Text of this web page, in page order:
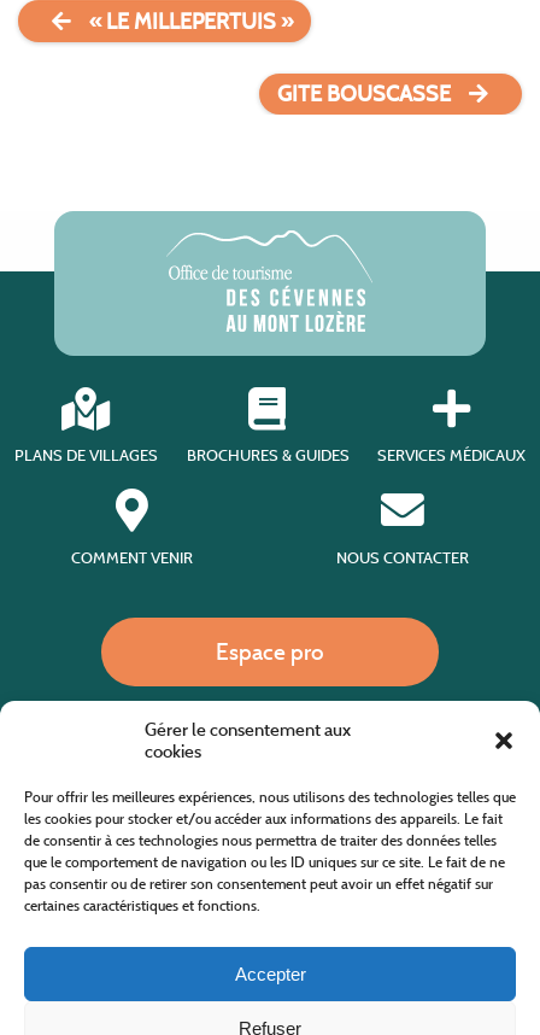
Gérer le consentement aux
cookies
Pour offrir les meilleures expériences, nous utilisons des technologies telles que
les cookies pour stocker et/ou accéder aux informations des appareils. Le fait
de consentir à ces technologies nous permettra de traiter des données telles
que le comportement de navigation ou les ID uniques sur ce site. Le fait de ne
pas consentir ou de retirer son consentement peut avoir un effet négatif sur
certaines caractéristiques et fonctions.
Accepter
Refuser
« LE MILLEPERTUIS »
GITE BOUSCASSE
PLANS DE VILLAGES BROCHURES & GUIDES SERVICES MÉDICAUX
COMMENT VENIR NOUS CONTACTER
Espace pro
Site internet cofinancé par le fonds européen agricole pour le développement rural
L'Europe investit dans les zones rurales